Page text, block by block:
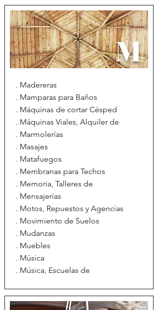
M
. Madereras
. Mamparas para Baños
. Máquinas de cortar Césped
. Máquinas Viales, Alquiler de
. Marmolerías
. Masajes
. Matafuegos
. Membranas para Techos
. Memoria, Talleres de
. Mensajerías
. Motos, Repuestos y Agencias
. Movimiento de Suelos
. Mudanzas
. Muebles
. Música
. Música, Escuelas de